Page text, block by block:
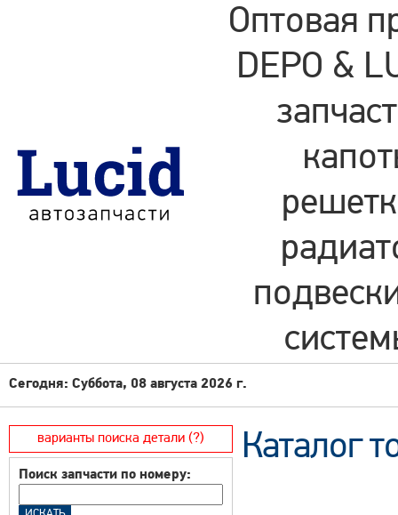
Оптовая
DEPO &
Сегодня: Суббота, 08 августа 2026 г.
варианты поиска детали (?)
Поиск запчасти по номеру:
Каталог